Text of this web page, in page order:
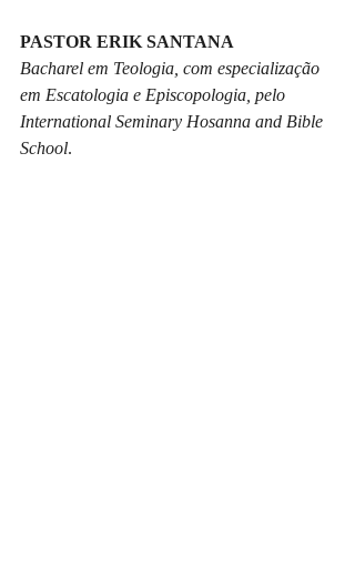
PASTOR ERIK SANTANA
Bacharel em Teologia, com especialização
em Escatologia e Episcopologia, pelo
International Seminary Hosanna and Bible
School.